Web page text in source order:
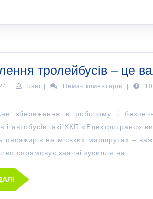
тролейбусів – це
user Немає коментарів
збереження в робочому і
і автобусів, які ХКП «Електротранс»
пасажирів на міських маршрутах –
спрямовує значні зусилля на